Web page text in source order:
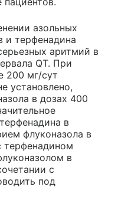
азольных
и терфенадина
аритмий в
QT. При
200 мг/сут
установлено,
в дозах 400
в
флуконазола в
терфенадином
в
с
под